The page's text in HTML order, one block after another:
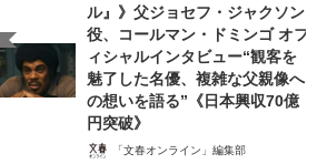
ル』》父ジョセフ・ジャクソン
役、コールマン・ドミンゴ オフ
ィシャルインタビュー“観客を
魅了した名優、複雑な父親像へ
の想いを語る”《日本興収70億
円突破》
「文春オンライン」編集部